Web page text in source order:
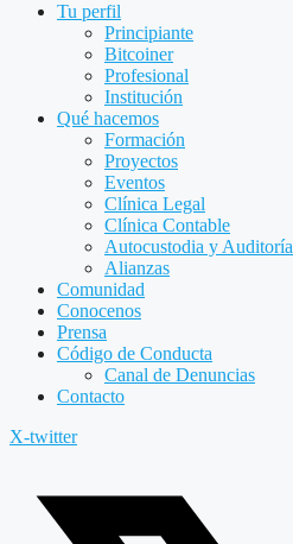
Tu perfil
Principiante
Bitcoiner
Profesional
Institución
Qué hacemos
Formación
Proyectos
Eventos
Clínica Legal
Clínica Contable
Autocustodia y Auditoría
Alianzas
Comunidad
Conocenos
Prensa
Código de Conducta
Canal de Denuncias
Contacto
X-twitter